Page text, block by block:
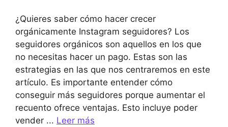
¿Quieres saber cómo hacer crecer
orgánicamente Instagram seguidores? Los
seguidores orgánicos son aquellos en los que
no necesitas hacer un pago. Estas son las
estrategias en las que nos centraremos en este
artículo. Es importante entender cómo
conseguir más seguidores porque aumentar el
recuento ofrece ventajas. Esto incluye poder
vender ... Leer más